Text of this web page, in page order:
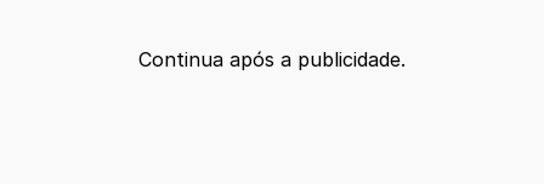
Continua após a publicidade.